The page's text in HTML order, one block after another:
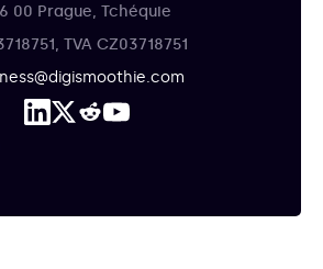
00 Prague, Tchéquie
TVA CZ03718751